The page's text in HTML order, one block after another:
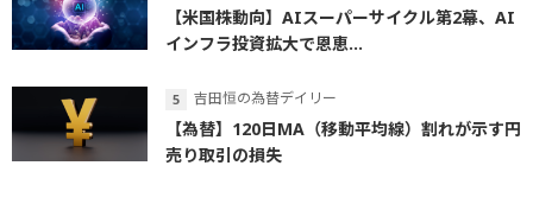
【米国株動向】AIスーパーサイクル第2幕、AI
インフラ投資拡大で恩恵...
吉田恒の為替デイリー
【為替】120日MA（移動平均線）割れが示す円
売り取引の損失